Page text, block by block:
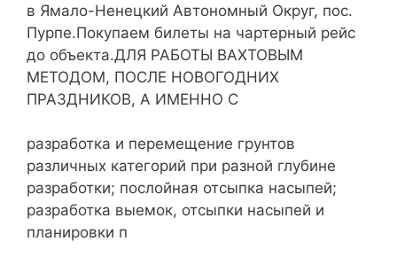
в Ямало-Ненецкий Автономный Округ, пос.
Пурпе.Покупаем билеты на чартерный рейс
до объекта.ДЛЯ РАБОТЫ ВАХТОВЫМ
МЕТОДОМ, ПОСЛЕ НОВОГОДНИХ
ПРАЗДНИКОВ, А ИМЕННО С
разработка и перемещение грунтов
различных категорий при разной глубине
разработки; послойная отсыпка насыпей;
разработка выемок, отсыпки насыпей и
планировки п